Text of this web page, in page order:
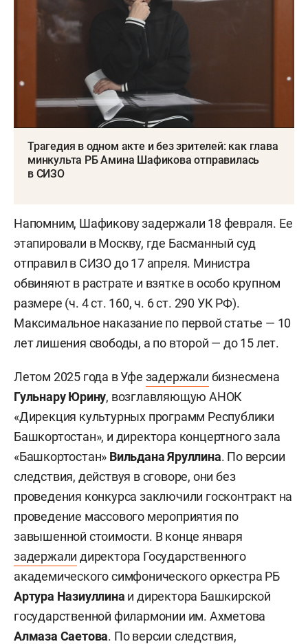
Трагедия в одном акте и без зрителей: как глава
минкульта РБ Амина Шафикова отправилась
в СИЗО
Напомним, Шафикову задержали 18 февраля. Ее
этапировали в Москву, где Басманный суд
отправил в СИЗО до 17 апреля. Министра
обвиняют в растрате и взятке в особо крупном
размере (ч. 4 ст. 160, ч. 6 ст. 290 УК РФ).
Максимальное наказание по первой статье — 10
лет лишения свободы, а по второй — до 15 лет.
Летом 2025 года в Уфе задержали бизнесмена
Гульнару Юрину, возглавляющую АНОК
«Дирекция культурных программ Республики
Башкортостан», и директора концертного зала
«Башкортостан» Вильдана Яруллина. По версии
следствия, действуя в сговоре, они без
проведения конкурса заключили госконтракт на
проведение массового мероприятия по
завышенной стоимости. В конце января
задержали директора Государственного
академического симфонического оркестра РБ
Артура Назиуллина и директора Башкирской
государственной филармонии им. Ахметова
Алмаза Саетова. По версии следствия,